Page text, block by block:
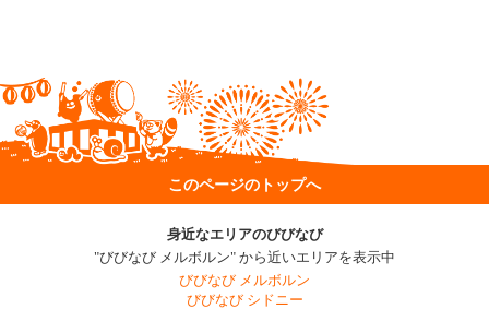
このページのトップへ
身近なエリアのびびなび
"びびなび メルボルン" から近いエリアを表示中
びびなび メルボルン
びびなび シドニー